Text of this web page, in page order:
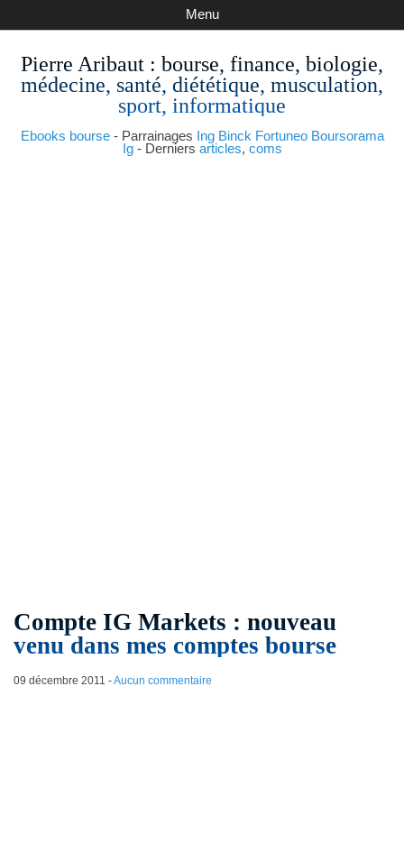
Pierre Aribaut : bourse, finance, biologie,
médecine, santé, diététique, musculation,
sport, informatique
Ebooks bourse- Parrainages Ing Binck Fortuneo Boursorama
Ig- Derniers articles, coms
Menu
Compte IG Markets : nouveau
venu dans mes comptes bourse
09 décembre 2011 -Aucun commentaire